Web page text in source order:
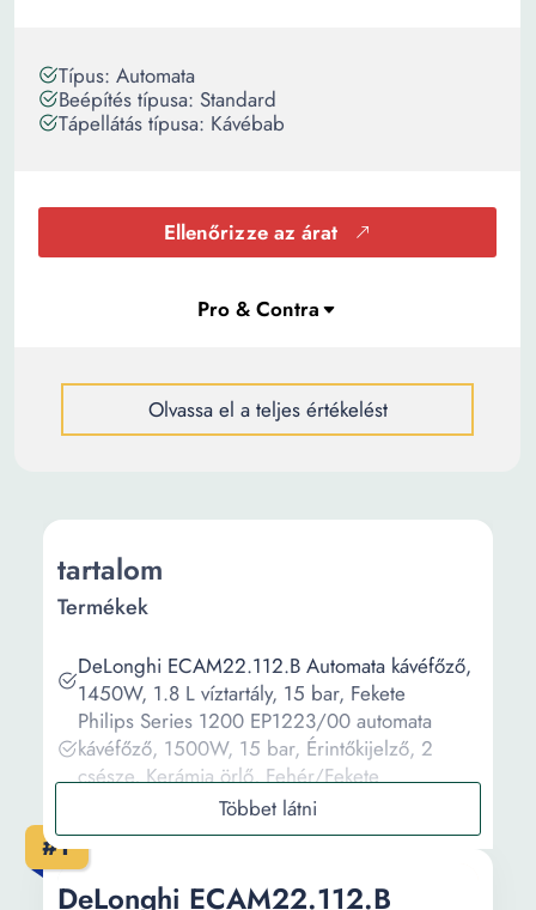
Típus: Automata
Beépítés típusa: Standard
Tápellátás típusa: Kávébab
Ellenőrizze az árat
Olvassa el a teljes értékelést
#1
DeLonghi ECAM22.112.B
tartalom
Termékek
DeLonghi ECAM22.112.B Automata kávéfőző,
1450W, 1.8 L víztartály, 15 bar, Fekete
Philips Series 1200 EP1223/00 automata
kávéfőző, 1500W, 15 bar, Érintőkijelző, 2
csésze, Kerámia örlő, Fehér/Fekete
Krups EA810870 Essential Automata
eszpresszó kávéfőző, 1450W, 15 bar, 1.7
literes víztartály, Fekete
Gorenje ESCM15DBK automata kávéfőző,